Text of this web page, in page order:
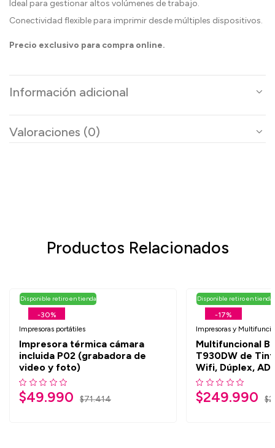
Ideal para gestionar altos volúmenes de trabajo.
Conectividad flexible para imprimir desde múltiples dispositivos.
Precio exclusivo para compra online.
Información adicional
Valoraciones (0)
Productos Relacionados
-30%
Disponible retiro en tienda
Impresoras portátiles
Impresora térmica cámara
incluida P02 (grabadora de
video y foto)
$71.414
$49.990
-17%
Disponible retiro en tienda
Impresoras y
Multifuncional
T930DW de
Wifi, Dúplex,
$
$249.990